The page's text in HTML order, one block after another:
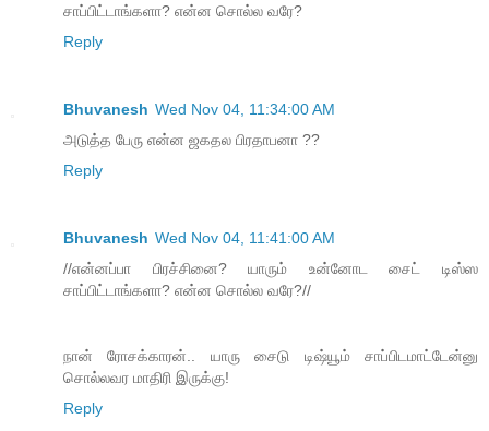
சாப்பிட்டாங்களா? என்ன சொல்ல வரே?
Reply
Bhuvanesh Wed Nov 04, 11:34:00 AM
அடுத்த பேரு என்ன ஜகதல பிரதாபனா ??
Reply
Bhuvanesh Wed Nov 04, 11:41:00 AM
//என்னப்பா பிரச்சினை? யாரும் உன்னோட சைட் டிஸ்ஸ
சாப்பிட்டாங்களா? என்ன சொல்ல வரே?//
நான் ரோசக்காரன்.. யாரு சைடு டிஷ்யூம் சாப்பிடமாட்டேன்னு
சொல்லவர மாதிரி இருக்கு!
Reply